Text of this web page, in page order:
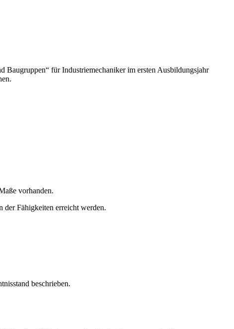
Baugruppen“ für Industriemechaniker im ersten Ausbildungsjahr
vorhanden.
Fähigkeiten erreicht werden.
beschrieben.